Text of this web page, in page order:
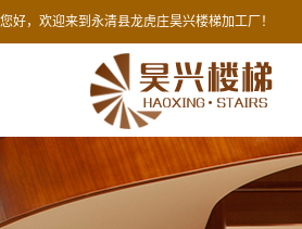
您好，欢迎来到永清县龙虎庄昊兴楼梯加工厂！